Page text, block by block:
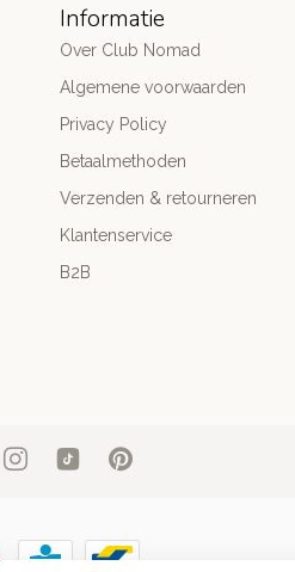
Informatie
Over Club Nomad
Algemene voorwaarden
Privacy Policy
Betaalmethoden
Verzenden & retourneren
Klantenservice
B2B